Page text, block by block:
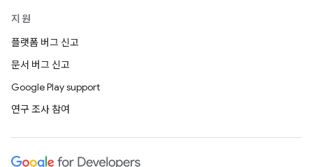
지원
플랫폼 버그 신고
문서 버그 신고
Google Play support
연구 조사 참여